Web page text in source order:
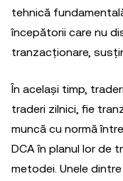
tehnică
începătorii care nu
tranzacționare,
În același timp,
traderi zilnici, fie
muncă cu normă
DCA în planul lor de
metodei. Unele